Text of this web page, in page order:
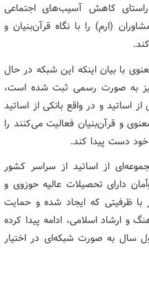
کاهش آسیب‌های اجتماعی
(ارم) را با نگاه قرآن‌بنیان و
با بیان اینکه این شبکه در حال
به صورت رسمی ثبت شده است،
اساتید و در واقع بانکی از اساتید
و قرآن‌بنیان فعالیت می‌کنند را
دست پیدا کند.
از اساتید از سراسر کشور
دارای تحصیلات عالیه حوزوی و
با ظرفیتی که ایجاد شده و حمایت
ارشاد اسلامی، ادامه پیدا کرده
سال به صورت شبکه‌ای در اختیار